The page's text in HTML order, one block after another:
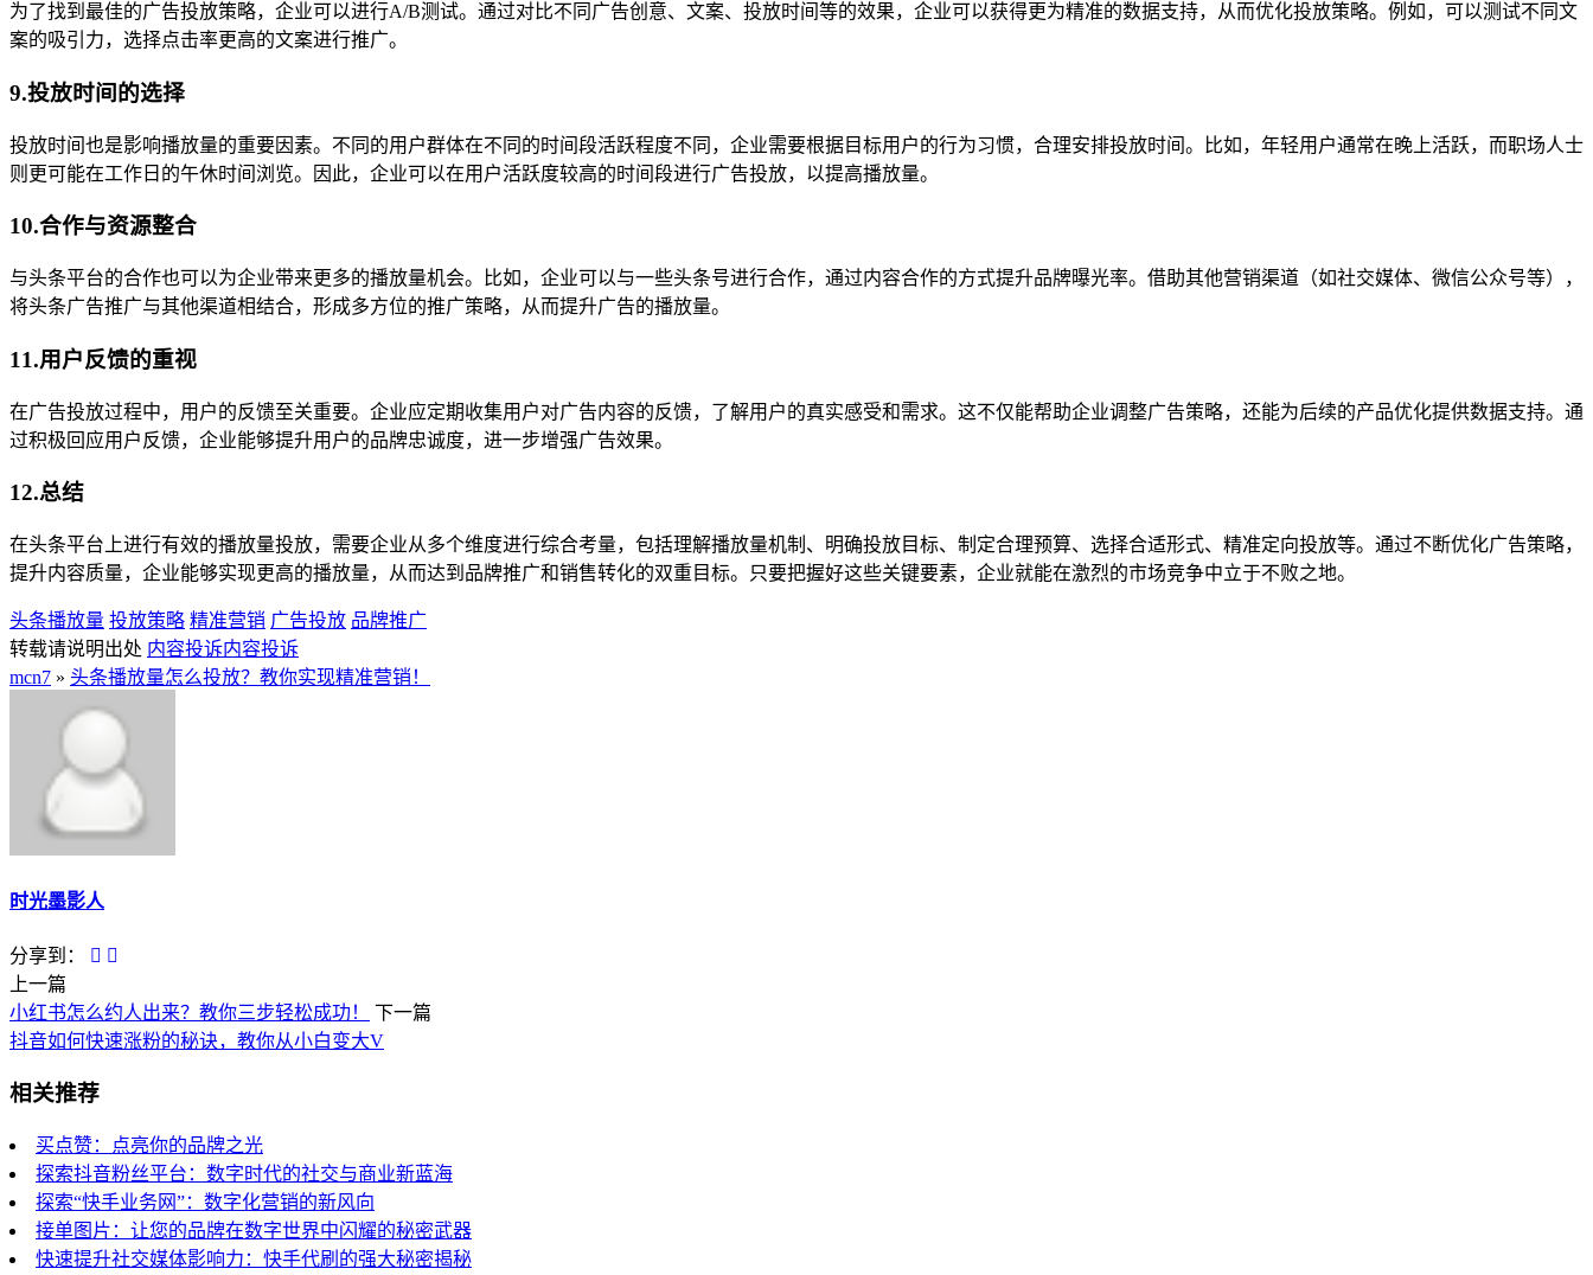
为了找到最佳的广告投放策略，企业可以进行A/B测试。通过对比不同广告创意、文案、投放时间等的效果，企业可以获得更为精准的数据支持，从而优化投放策略。例如，可以测试不同文
案的吸引力，选择点击率更高的文案进行推广。
9.投放时间的选择
投放时间也是影响播放量的重要因素。不同的用户群体在不同的时间段活跃程度不同，企业需要根据目标用户的行为习惯，合理安排投放时间。比如，年轻用户通常在晚上活跃，而职场人士
则更可能在工作日的午休时间浏览。因此，企业可以在用户活跃度较高的时间段进行广告投放，以提高播放量。
10.合作与资源整合
与头条平台的合作也可以为企业带来更多的播放量机会。比如，企业可以与一些头条号进行合作，通过内容合作的方式提升品牌曝光率。借助其他营销渠道（如社交媒体、微信公众号等），
将头条广告推广与其他渠道相结合，形成多方位的推广策略，从而提升广告的播放量。
11.用户反馈的重视
在广告投放过程中，用户的反馈至关重要。企业应定期收集用户对广告内容的反馈，了解用户的真实感受和需求。这不仅能帮助企业调整广告策略，还能为后续的产品优化提供数据支持。通
过积极回应用户反馈，企业能够提升用户的品牌忠诚度，进一步增强广告效果。
12.总结
在头条平台上进行有效的播放量投放，需要企业从多个维度进行综合考量，包括理解播放量机制、明确投放目标、制定合理预算、选择合适形式、精准定向投放等。通过不断优化广告策略，
提升内容质量，企业能够实现更高的播放量，从而达到品牌推广和销售转化的双重目标。只要把握好这些关键要素，企业就能在激烈的市场竞争中立于不败之地。
头条播放量 投放策略 精准营销 广告投放 品牌推广
转载请说明出处 内容投诉内容投诉
mcn7 » 头条播放量怎么投放？教你实现精准营销！
时光墨影人
分享到：
上一篇
小红书怎么约人出来？教你三步轻松成功！
下一篇
抖音如何快速涨粉的秘诀，教你从小白变大V
相关推荐
买点赞：点亮你的品牌之光
探索抖音粉丝平台：数字时代的社交与商业新蓝海
探索“快手业务网”：数字化营销的新风向
接单图片：让您的品牌在数字世界中闪耀的秘密武器
快速提升社交媒体影响力：快手代刷的强大秘密揭秘